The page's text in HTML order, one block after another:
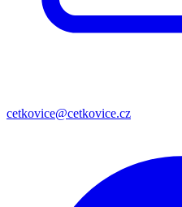
cetkovice@cetkovice.cz